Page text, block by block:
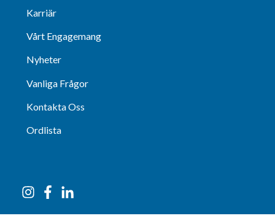
Karriär
Vårt Engagemang
Nyheter
Vanliga Frågor
Kontakta Oss
Ordlista